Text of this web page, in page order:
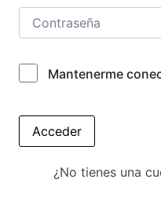
Mantenerme
Acceder
¿No tienes una